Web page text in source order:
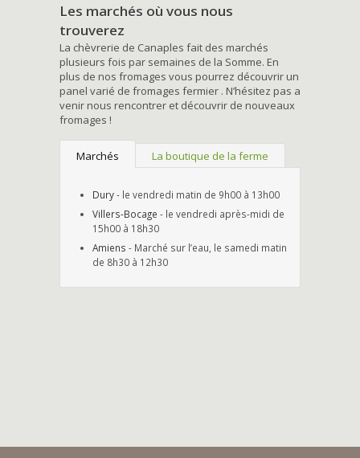
Les marchés où vous nous
trouverez
La chèvrerie de Canaples fait des marchés
plusieurs fois par semaines de la Somme. En
plus de nos fromages vous pourrez découvrir un
panel varié de fromages fermier . N’hésitez pas a
venir nous rencontrer et découvrir de nouveaux
fromages !
Marchés La boutique de la ferme
Dury- le vendredi matin de 9h00 à 13h00
Villers-Bocage - le vendredi après-midi de
15h00 à 18h30
Amiens - Marché sur l’eau, le samedi matin
de 8h30 à 12h30